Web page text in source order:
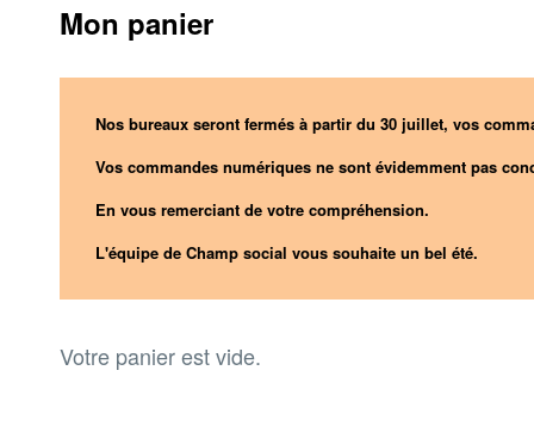
Mon panier
Nos bureaux seront fermés à partir du 30 juillet, vos
Vos commandes numériques ne sont évidemment pas
En vous remerciant de votre compréhension.
L'équipe de Champ social vous souhaite un bel été.
Votre panier est vide.